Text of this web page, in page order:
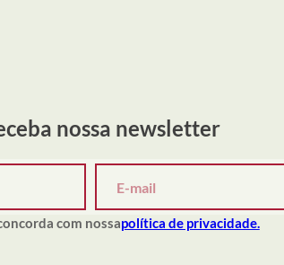
nossa newsletter
com nossapolítica de privacidade.